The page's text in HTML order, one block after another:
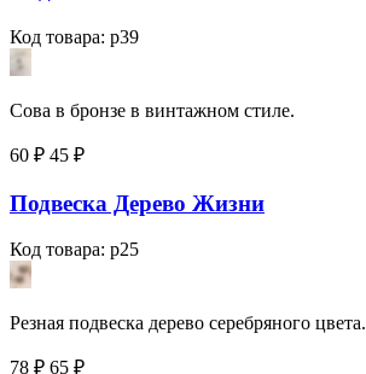
Код товара: p39
Сова в бронзе в винтажном стиле.
60 ₽ 45 ₽
Подвеска Дерево Жизни
Код товара: p25
Резная подвеска дерево серебряного цвета.
78 ₽ 65 ₽